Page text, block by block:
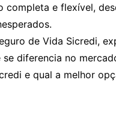
completa e flexível,
de Vida Sicredi,
diferencia no
e qual a melhor